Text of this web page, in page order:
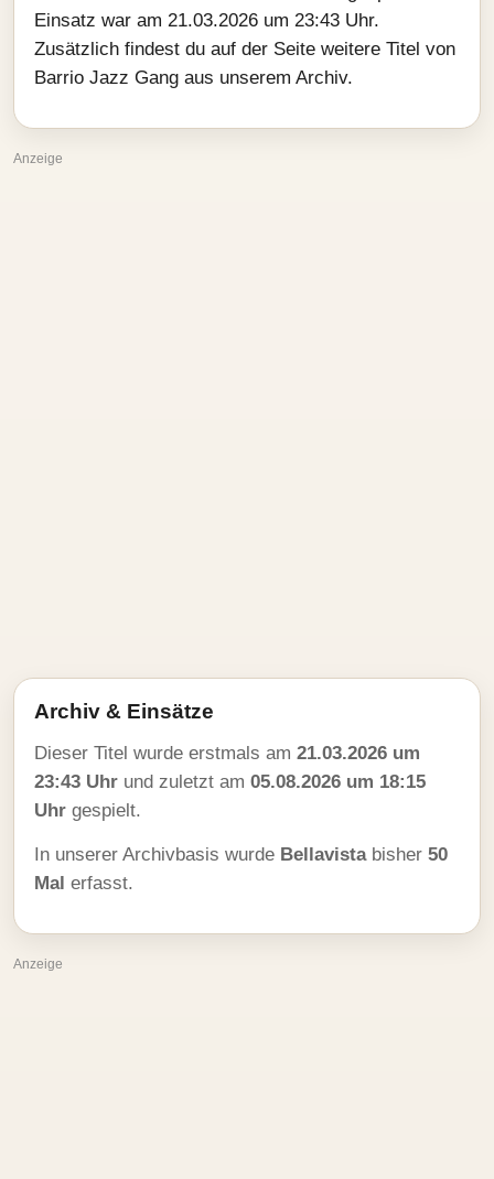
Einsatz war am 21.03.2026 um 23:43 Uhr.
Zusätzlich findest du auf der Seite weitere Titel von
Barrio Jazz Gang aus unserem Archiv.
Anzeige
Archiv & Einsätze
Dieser Titel wurde erstmals am 21.03.2026 um
23:43 Uhr und zuletzt am 05.08.2026 um 18:15
Uhr gespielt.
In unserer Archivbasis wurde Bellavistabisher 50
Mal erfasst.
Anzeige